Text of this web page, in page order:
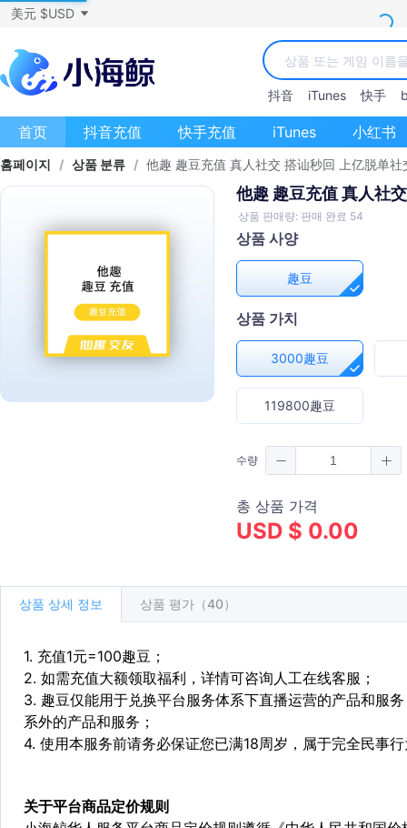
美元 $USD
抖音 iTunes 快手
首页 抖音充值 快手充值 iTunes 小红书
홈페이지 / 상품 분류 / 他趣 趣豆充值 真人社交 搭讪秒回 上亿脱单社
他趣 趣豆充值 真人社
상품 판매량: 판매 완료 54
상품 사양
趣豆
상품 가치
3000趣豆
119800趣豆
수량
총 상품 가격
USD $ 0.00
상품 상세 정보 상품 평가（40）
1. 充值1元=100趣豆；
2. 如需充值大额领取福利，详情可咨询人工在线客服；
3. 趣豆仅能用于兑换平台服务体系下直播运营的产品和服
系外的产品和服务；
4. 使用本服务前请务必保证您已满18周岁，属于完全民事
关于平台商品定价规则